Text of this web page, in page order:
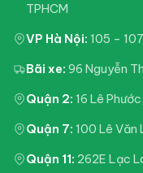
TPHCM
VP Hà Nội: 105 –
Bãi xe: 96 Nguyễn
Quận 2: 16 Lê
Quận 7: 100 Lê Văn
Quận 11: 262E Lạc